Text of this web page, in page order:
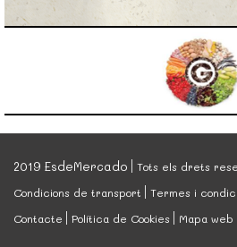
2019 EsdeMercado
Tots els drets
Condicions de transport
Termes i
Contacte
Política de Cookies Mapa web